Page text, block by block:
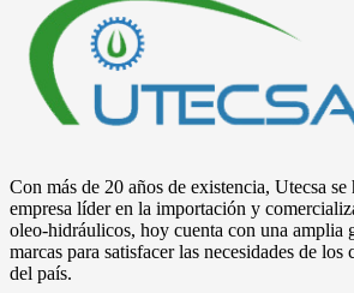
Con más de 20 años de existencia, Utecsa
empresa líder en la importación y
oleo-hidráulicos, hoy cuenta con una amplia
marcas para satisfacer las necesidades de los
del país.